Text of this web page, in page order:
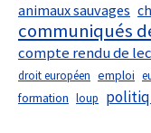
animaux sauvages
communiqués
compte rendu de
droit européen emploi
formation loup